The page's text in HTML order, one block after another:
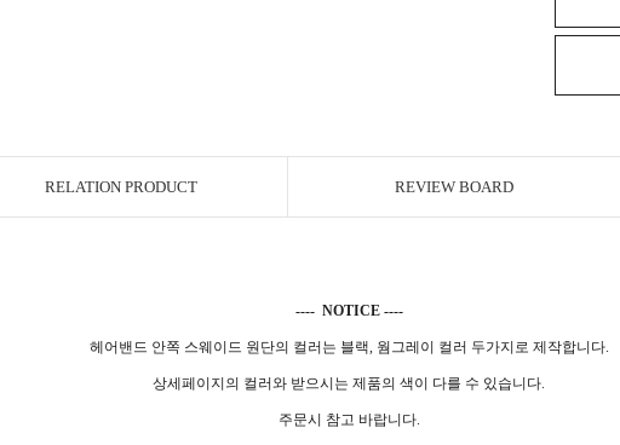
RELATION PRODUCT REVIEW BOARD
---- NOTICE ----
헤어밴드 안쪽 스웨이드 원단의 컬러는 블랙, 웜그레이 컬러 두가지로 제작합니다.
상세페이지의 컬러와 받으시는 제품의 색이 다를 수 있습니다.
주문시 참고 바랍니다.